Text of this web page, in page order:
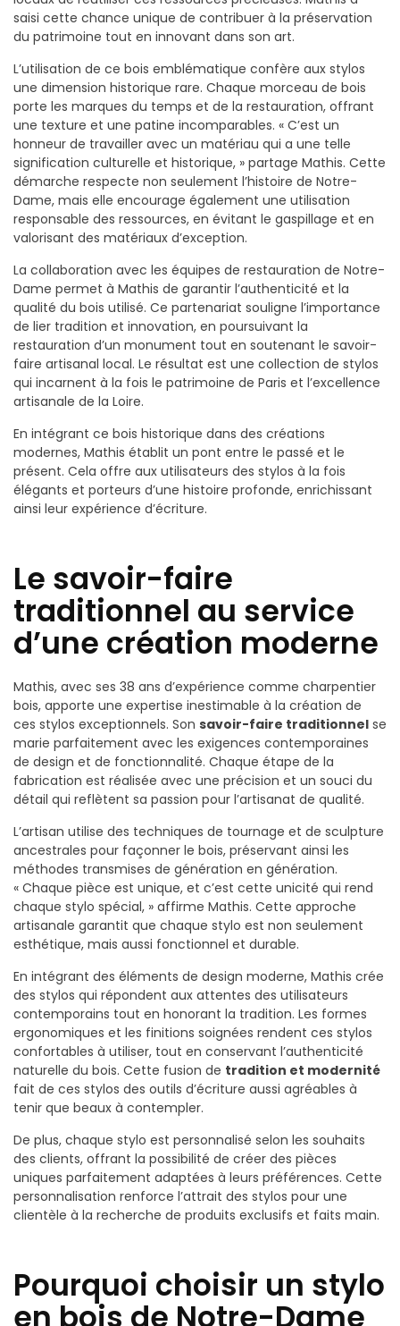
saisi cette chance unique de contribuer à la préservation
du patrimoine tout en innovant dans son art.
L’utilisation de ce bois emblématique confère aux stylos
une dimension historique rare. Chaque morceau de bois
porte les marques du temps et de la restauration, offrant
une texture et une patine incomparables. « C’est un
honneur de travailler avec un matériau qui a une telle
signification culturelle et historique, » partage Mathis. Cette
démarche respecte non seulement l’histoire de Notre-
Dame, mais elle encourage également une utilisation
responsable des ressources, en évitant le gaspillage et en
valorisant des matériaux d’exception.
La collaboration avec les équipes de restauration de Notre-
Dame permet à Mathis de garantir l’authenticité et la
qualité du bois utilisé. Ce partenariat souligne l’importance
de lier tradition et innovation, en poursuivant la
restauration d’un monument tout en soutenant le savoir-
faire artisanal local. Le résultat est une collection de stylos
qui incarnent à la fois le patrimoine de Paris et l’excellence
artisanale de la Loire.
En intégrant ce bois historique dans des créations
modernes, Mathis établit un pont entre le passé et le
présent. Cela offre aux utilisateurs des stylos à la fois
élégants et porteurs d’une histoire profonde, enrichissant
ainsi leur expérience d’écriture.
Le savoir-faire
traditionnel au service
d’une création moderne
Mathis, avec ses 38 ans d’expérience comme charpentier
bois, apporte une expertise inestimable à la création de
ces stylos exceptionnels. Son savoir-faire traditionnel se
marie parfaitement avec les exigences contemporaines
de design et de fonctionnalité. Chaque étape de la
fabrication est réalisée avec une précision et un souci du
détail qui reflètent sa passion pour l’artisanat de qualité.
L’artisan utilise des techniques de tournage et de sculpture
ancestrales pour façonner le bois, préservant ainsi les
méthodes transmises de génération en génération.
« Chaque pièce est unique, et c’est cette unicité qui rend
chaque stylo spécial, » affirme Mathis. Cette approche
artisanale garantit que chaque stylo est non seulement
esthétique, mais aussi fonctionnel et durable.
En intégrant des éléments de design moderne, Mathis crée
des stylos qui répondent aux attentes des utilisateurs
contemporains tout en honorant la tradition. Les formes
ergonomiques et les finitions soignées rendent ces stylos
confortables à utiliser, tout en conservant l’authenticité
naturelle du bois. Cette fusion de tradition et modernité
fait de ces stylos des outils d’écriture aussi agréables à
tenir que beaux à contempler.
De plus, chaque stylo est personnalisé selon les souhaits
des clients, offrant la possibilité de créer des pièces
uniques parfaitement adaptées à leurs préférences. Cette
personnalisation renforce l’attrait des stylos pour une
clientèle à la recherche de produits exclusifs et faits main.
Pourquoi choisir un stylo